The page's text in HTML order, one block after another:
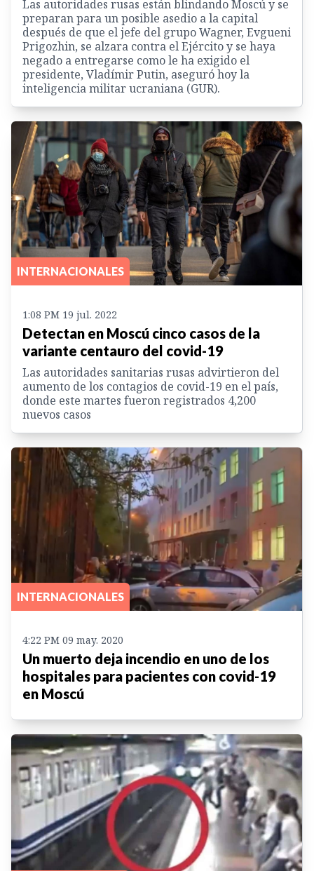
Las autoridades rusas están blindando Moscú y se
preparan para un posible asedio a la capital
después de que el jefe del grupo Wagner, Evgueni
Prigozhin, se alzara contra el Ejército y se haya
negado a entregarse como le ha exigido el
presidente, Vladímir Putin, aseguró hoy la
inteligencia militar ucraniana (GUR).
INTERNACIONALES
1:08 PM 19 jul. 2022
Detectan en Moscú cinco casos de la
variante centauro del covid-19
Las autoridades sanitarias rusas advirtieron del
aumento de los contagios de covid-19 en el país,
donde este martes fueron registrados 4,200
nuevos casos
INTERNACIONALES
4:22 PM 09 may. 2020
Un muerto deja incendio en uno de los
hospitales para pacientes con covid-19
en Moscú